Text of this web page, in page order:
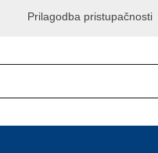
Prilagodba pristupačnosti